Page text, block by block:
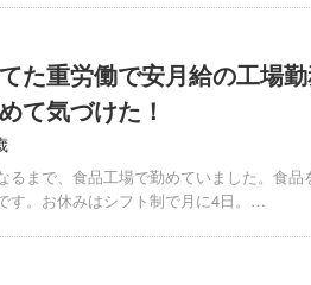
た重労働で安月給の工場
て気づけた！
るまで、食品工場で勤めていました。食品
す。お休みはシフト制で月に4日。…